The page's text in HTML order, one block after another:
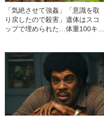
「気絶させて強姦」「意識を取
り戻したので殺害」遺体はスコ
ップで埋められた…体重100キロ